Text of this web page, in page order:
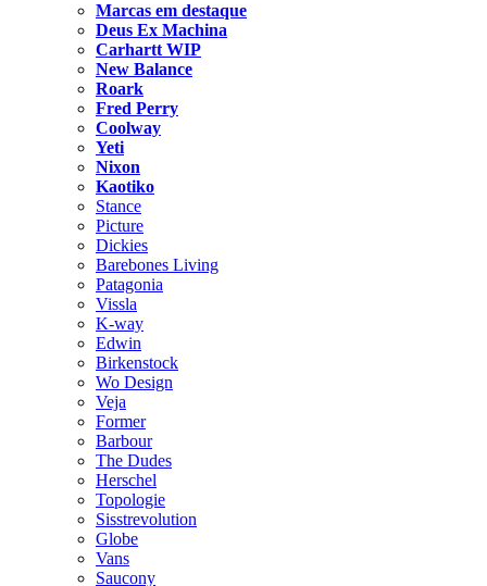
Marcas em destaque
Deus Ex Machina
Carhartt WIP
New Balance
Roark
Fred Perry
Coolway
Yeti
Nixon
Kaotiko
Stance
Picture
Dickies
Barebones Living
Patagonia
Vissla
K-way
Edwin
Birkenstock
Wo Design
Veja
Former
Barbour
The Dudes
Herschel
Topologie
Sisstrevolution
Globe
Vans
Saucony